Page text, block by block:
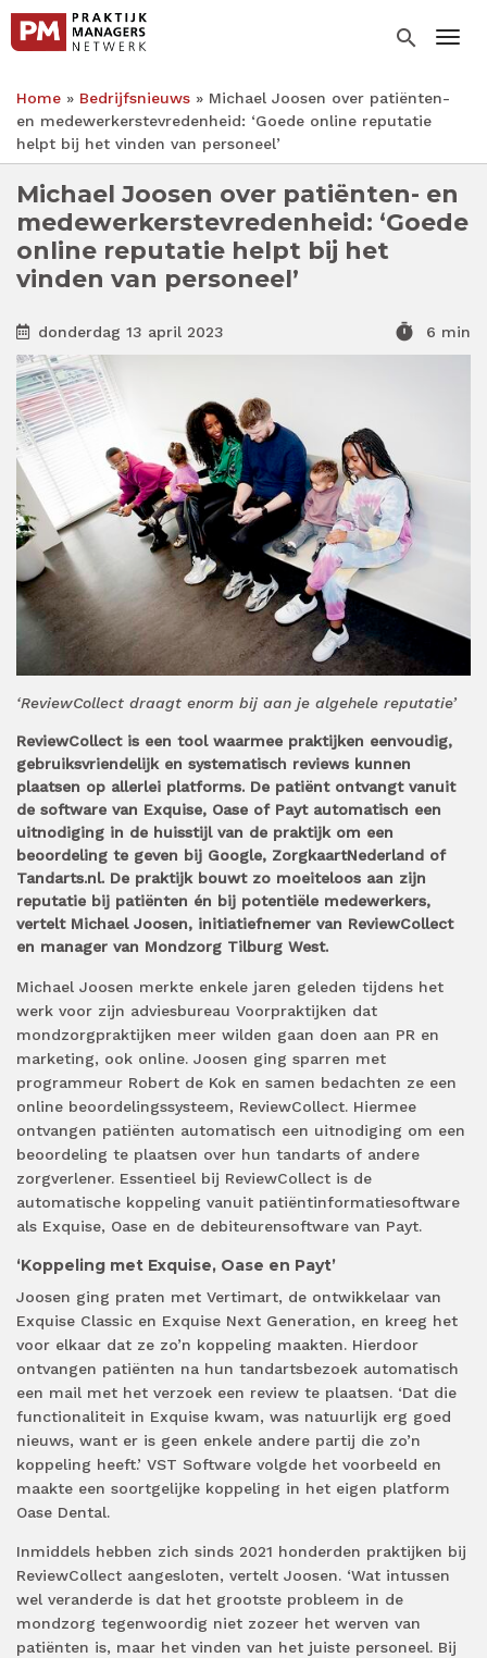
Overslaan
naar
inhoud
gaan
search
Kruimelpad
Home Bedrijfsnieuws
Michael Joosen over patiënten-
en medewerkerstevredenheid: ‘Goede online reputatie
helpt bij het vinden van personeel’
Michael Joosen over patiënten- en
medewerkerstevredenheid: ‘Goede
online reputatie helpt bij het
vinden van personeel’
donderdag 13 april 2023 timer 6 min
‘ReviewCollect draagt enorm bij aan je algehele reputatie’
ReviewCollect is een tool waarmee praktijken eenvoudig,
gebruiksvriendelijk en systematisch reviews kunnen
plaatsen op allerlei platforms. De patiënt ontvangt vanuit
de software van Exquise, Oase of Payt automatisch een
uitnodiging in de huisstijl van de praktijk om een
beoordeling te geven bij Google, ZorgkaartNederland of
Tandarts.nl. De praktijk bouwt zo moeiteloos aan zijn
reputatie bij patiënten én bij potentiële medewerkers,
vertelt Michael Joosen, initiatiefnemer van ReviewCollect
en manager van Mondzorg Tilburg West.
Michael Joosen merkte enkele jaren geleden tijdens het
werk voor zijn adviesbureau Voorpraktijken dat
mondzorgpraktijken meer wilden gaan doen aan PR en
marketing, ook online. Joosen ging sparren met
programmeur Robert de Kok en samen bedachten ze een
online beoordelingssysteem, ReviewCollect. Hiermee
ontvangen patiënten automatisch een uitnodiging om een
beoordeling te plaatsen over hun tandarts of andere
zorgverlener. Essentieel bij ReviewCollect is de
automatische koppeling vanuit patiëntinformatiesoftware
als Exquise, Oase en de debiteurensoftware van Payt.
‘Koppeling met Exquise, Oase en Payt’
Joosen ging praten met Vertimart, de ontwikkelaar van
Exquise Classic en Exquise Next Generation, en kreeg het
voor elkaar dat ze zo’n koppeling maakten. Hierdoor
ontvangen patiënten na hun tandartsbezoek automatisch
een mail met het verzoek een review te plaatsen. ‘Dat die
functionaliteit in Exquise kwam, was natuurlijk erg goed
nieuws, want er is geen enkele andere partij die zo’n
koppeling heeft.’ VST Software volgde het voorbeeld en
maakte een soortgelijke koppeling in het eigen platform
Oase Dental.
Inmiddels hebben zich sinds 2021 honderden praktijken bij
ReviewCollect aangesloten, vertelt Joosen. ‘Wat intussen
wel veranderde is dat het grootste probleem in de
mondzorg tegenwoordig niet zozeer het werven van
patiënten is, maar het vinden van het juiste personeel. Bij